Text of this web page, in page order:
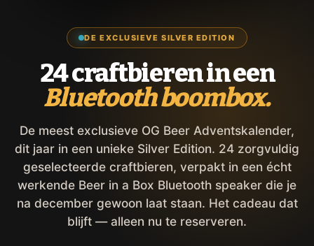
DE EXCLUSIEVE SILVER EDITION
24 craftbieren in een
Bluetooth boombox.
De meest exclusieve OG Beer Adventskalender,
dit jaar in een unieke Silver Edition. 24 zorgvuldig
geselecteerde craftbieren, verpakt in een écht
werkende Beer in a Box Bluetooth speaker die je
na december gewoon laat staan. Het cadeau dat
blijft — alleen nu te reserveren.